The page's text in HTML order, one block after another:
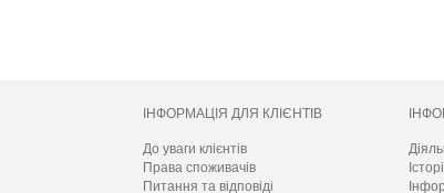
ІНФОРМАЦІЯ ДЛЯ КЛІЄНТІВ
До уваги клієнтів
Права споживачів
Питання та відповіді